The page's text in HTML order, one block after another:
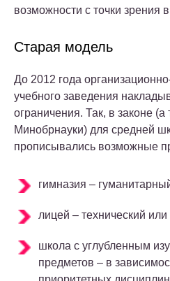
возможности с точки зрения
Старая модель
До 2012 года
учебного заведения
ограничения. Так, в законе (а
Минобрнауки) для средней
прописывались возможные
гимназия –
лицей – технический
школа с углубленным
предметов – в